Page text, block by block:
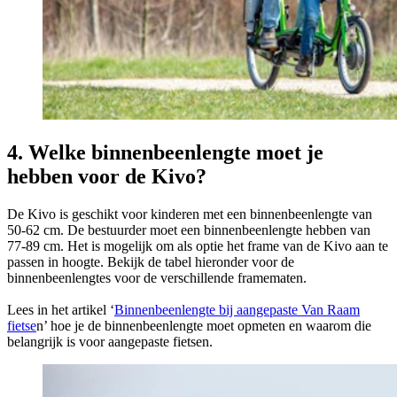
4. Welke binnenbeenlengte moet je
hebben voor de Kivo?
De Kivo is geschikt voor kinderen met een binnenbeenlengte van
50-62 cm. De bestuurder moet een binnenbeenlengte hebben van
77-89 cm. Het is mogelijk om als optie het frame van de Kivo aan te
passen in hoogte. Bekijk de tabel hieronder voor de
binnenbeenlengtes voor de verschillende framematen.
Lees in het artikel ‘Binnenbeenlengte bij aangepaste Van Raam
fietsen’ hoe je de binnenbeenlengte moet opmeten en waarom die
belangrijk is voor aangepaste fietsen.